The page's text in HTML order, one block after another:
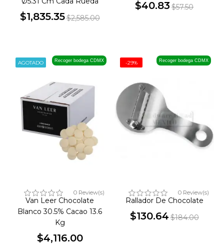
$1,835.35$2,585.00
$40.83 $57.50
Recoger bodega CDMX
0 Review(s)
Van Leer Chocolate
Blanco 30.5% Cacao 13.6
Kg
$4,116.00
AGOTADO Recoger bodega CDMX
0 Review(s)
Rallador De Chocolate
$130.64$184.00
-29%